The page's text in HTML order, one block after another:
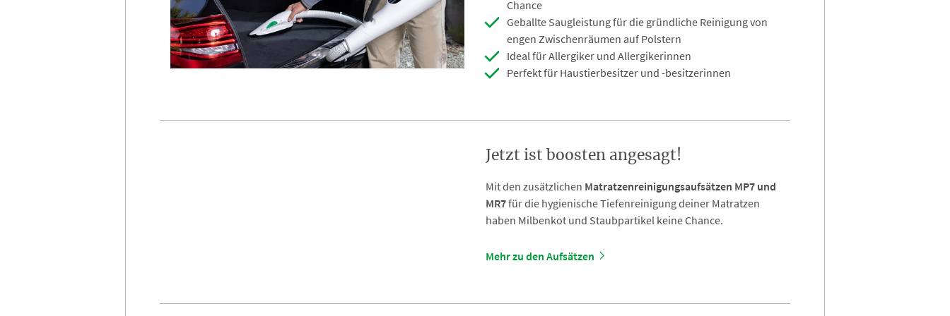
Chance
Geballte Saugleistung für die gründliche Reinigung von
engen Zwischenräumen auf Polstern
Ideal für Allergiker und Allergikerinnen
Perfekt für Haustierbesitzer und -besitzerinnen
Jetzt ist boosten angesagt!
Mit den zusätzlichen Matratzenreinigungsaufsätzen MP7 und
MR7für die hygienische Tiefenreinigung deiner Matratzen
haben Milbenkot und Staubpartikel keine Chance.
Mehr zu den Aufsätzen